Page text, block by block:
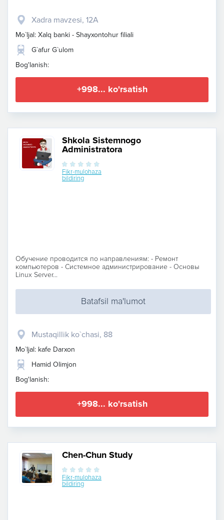
Xadra mavzesi, 12A
Mo`ljal: Xalq banki - Shayxontohur filiali
G`afur G`ulom
Bog'lanish:
+998... ko'rsatish
Shkola Sistemnogo
Administratora
Fikr-mulohaza
bildiring
Обучение проводится по направлениям: - Ремонт
компьютеров - Системное администрирование - Основы
Linux Server...
Batafsil ma'lumot
Mustaqillik ko`chasi, 88
Mo`ljal: kafe Darxon
Hamid Olimjon
Bog'lanish:
+998... ko'rsatish
Chen-Chun Study
Fikr-mulohaza
bildiring